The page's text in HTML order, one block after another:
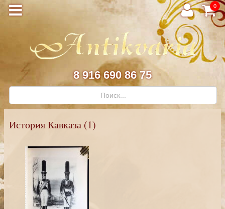
0
8 916 690 86 75
История Кавказа (1)